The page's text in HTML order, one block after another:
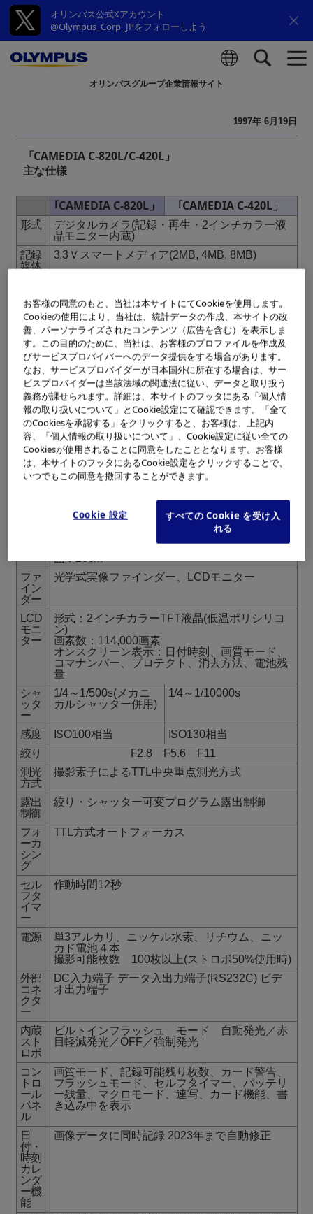
オリンパス公式Xアカウント
@Olympus_Corp_JPをフォローしよう
オリンパスグループ企業情報サイト
1997年 6月19日
「CAMEDIA C-820L/C-420L」
主な仕様
｢CAMEDIA C-820L」 ｢CAMEDIA C-420L」
形式
デジタルカメラ(記録・再生・2インチカラー液
晶モニター内蔵)
記録
媒体
3.3Ｖスマートメディア(2MB, 4MB, 8MB)
コマ
数
ド2/2MB)
10枚以上(高画質モー
ド1/2MB)
30枚以上(標準画質モ
ード/2MB)
20枚以上(高画質モード
1/2MB)
80枚以上(標準画質モー
ド/2MB)
圧縮
方式
JPEGベースライン
撮像
素子
総画素81万画素1/3イ
ンチCCD
総画素35万画素1/3イン
チプログレッシブCCD
記録
画像
1,024×768ピクセル
(高画質モード1,2)
640×480ピクセル(標
準画質モード)
640×480ピクセル(高画
質モード1,2)
320×240ピクセル(標準
画質モード)
ホワ
イト
フルオートTTL
名称：OLYMPUS LENS 5mm 焦点距離：5mm
（35mmフィルム換算36mm相当）
口径比：1:2.8 構成枚数：4群５枚 撮影範
囲：20cm～∞
ファ
イン
ダー
光学式実像ファインダー、LCDモニター
LCD
モニ
ター
形式：2インチカラーTFT液晶(低温ポリシリコ
ン)
画素数：114,000画素
オンスクリーン表示：日付時刻、画質モード、
コマナンバー、プロテクト、消去方法、電池残
量
シャ
ッタ
ー
1/4～1/500s(メカニ
カルシャッター併用)
1/4～1/10000s
感度 ISO100相当
ISO130相当
絞り
F2.8 F5.6 F11
測光
方式
撮影素子によるTTL中央重点測光方式
露出
制御
絞り・シャッター可変プログラム露出制御
フォ
ーカ
シン
グ
TTL方式オートフォーカス
セル
フタ
イマ
ー
作動時間12秒
電源
単3アルカリ、ニッケル水素、リチウム、ニッ
カド電池４本
撮影可能枚数 100枚以上(ストロボ50%使用時)
外部
コネ
クタ
ー
DC入力端子 データ入出力端子(RS232C) ビデ
オ出力端子
内蔵
スト
ロボ
ビルトインフラッシュ モード 自動発光／赤
目軽減発光／OFF／強制発光
コン
トロ
ール
パネ
ル
画質モード、記録可能残り枚数、カード警告、
フラッシュモード、セルフタイマー、バッテリ
ー残量、マクロモード、連写、カード機能、書
き込み中を表示
日
付・
時刻
カレ
ンダ
ー機
能
画像データに同時記録 2023年まで自動修正
お客様の同意のもと、当社は本サイトにてCookieを使用します。
Cookieの使用により、当社は、統計データの作成、本サイトの改
善、パーソナライズされたコンテンツ（広告を含む）を表示しま
す。この目的のために、当社は、お客様のプロファイルを作成及
びサービスプロバイバーへのデータ提供をする場合があります。
なお、サービスプロバイダーが日本国外に所在する場合は、サー
ビスプロバイダーは当該法域の関連法に従い、データと取り扱う
義務が課せられます。詳細は、本サイトのフッタにある「個人情
報の取り扱いについて」とCookie設定にて確認できます。「全て
のCookiesを承認する」をクリックすると、お客様は、上記内
容、「個人情報の取り扱いについて」、Cookie設定に従い全ての
Cookiesが使用されることに同意をしたこととなります。お客様
は、本サイトのフッタにあるCookie設定をクリックすることで、
いつでもこの同意を撤回することができます。
Cookie 設定
すべての Cookie を受け入
れる